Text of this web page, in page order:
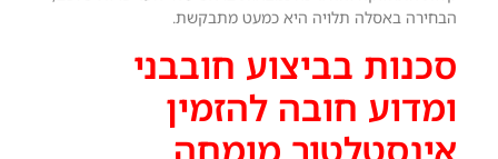
הבחירה באסלה תלויה היא כמעט מתבקשת.
סכנות בביצוע חובבני
ומדוע חובה להזמין